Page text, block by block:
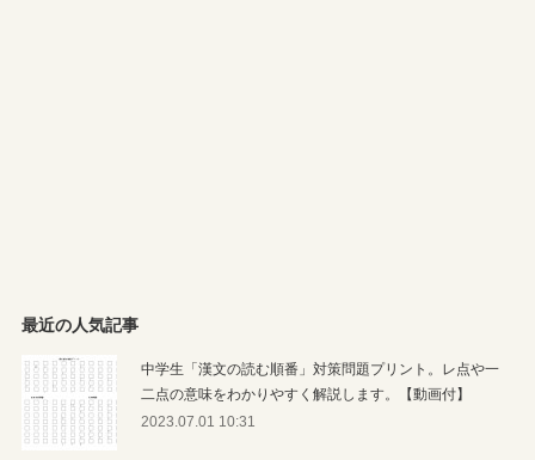
最近の人気記事
中学生「漢文の読む順番」対策問題プリント。レ点や一
二点の意味をわかりやすく解説します。【動画付】
2023.07.01 10:31